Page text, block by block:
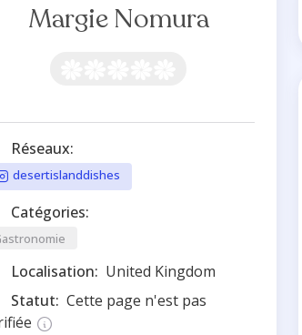
Margie Nomura
Réseaux:
desertislanddishes
Catégories:
Localisation: United Kingdom
Statut: Cette page n'est pas